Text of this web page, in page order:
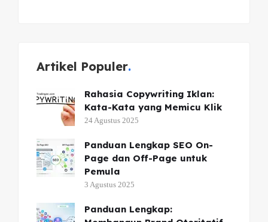
Artikel Populer
Rahasia Copywriting Iklan:
Kata-Kata yang Memicu Klik
24 Agustus 2025
Panduan Lengkap SEO On-
Page dan Off-Page untuk
Pemula
3 Agustus 2025
Panduan Lengkap: